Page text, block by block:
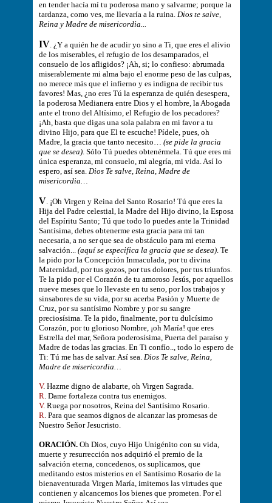
en tender hacía mí tu poderosa mano y salvarme; porque la
tardanza, como ves, me llevaría a la ruina. Dios te salve,
Reina y Madre de misericordia...
IV . ¿Y a quién he de acudir yo sino a Ti, que eres el alivio
de los miserables, el refugio de los desamparados, el
consuelo de los afligidos? ¡Ah, si; lo confieso: abrumada
miserablemente mi alma bajo el enorme peso de las culpas,
no merece más que el infierno y es indigna de recibir tus
favores! Mas, ¿no eres Tú la esperanza de quién desespera,
la poderosa Medianera entre Dios y el hombre, la Abogada
ante el trono del Altísimo, el Refugio de los pecadores?
¡Ah, basta que digas una sola palabra en mi favor a tu
divino Hijo, para que El te escuche! Pídele, pues, oh
Madre, la gracia que tanto necesito… (se pide la gracia
que se desea). Sólo Tú puedes obtenérmela. Tú que eres mi
única esperanza, mi consuelo, mi alegría, mi vida. Así lo
espero, así sea. Dios Te salve, Reina, Madre de
misericordia…
V . ¡Oh Virgen y Reina del Santo Rosario! Tú que eres la
Hija del Padre celestial, la Madre del Hijo divino, la Esposa
del Espíritu Santo; Tú que todo lo puedes ante la Trinidad
Santísima, debes obtenerme esta gracia para mi tan
necesaria, a no ser que sea de obstáculo para mi eterna
salvación... (aquí se especifica la gracia que se desea). Te
la pido por la Concepción Inmaculada, por tu divina
Maternidad, por tus gozos, por tus dolores, por tus triunfos.
Te la pido por el Corazón de tu amoroso Jesús, por aquellos
nueve meses que lo llevaste en tu seno, por los trabajos y
sinsabores de su vida, por su acerba Pasión y Muerte de
Cruz, por su santísimo Nombre y por su sangre
preciosísima. Te la pido, finalmente, por tu dulcísimo
Corazón, por tu glorioso Nombre, ¡oh María! que eres
Estrella del mar, Señora poderosísima, Puerta del paraíso y
Madre de todas las gracias. En Ti confío.., todo lo espero de
Ti: Tú me has de salvar. Así sea. Dios Te salve, Reina,
Madre de misericordia…
V. Hazme digno de alabarte, oh Virgen Sagrada.
R . Dame fortaleza contra tus enemigos.
V. Ruega por nosotros, Reina del Santísimo Rosario.
R . Para que seamos dignos de alcanzar las promesas de
Nuestro Señor Jesucristo.
ORACIÓN.Oh Dios, cuyo Hijo Unigénito con su vida,
muerte y resurrección nos adquirió el premio de la
salvación eterna, concedenos, os suplicamos, que
meditando estos misterios en el Santísimo Rosario de la
bienaventurada Virgen María, imitemos las virtudes que
contienen y alcancemos los bienes que prometen. Por el